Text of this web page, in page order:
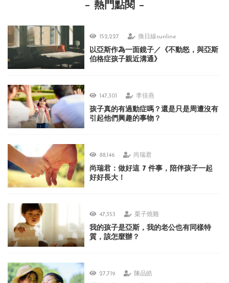
熱門點閱
152,227 換日線sunline
以亞斯作為一面鏡子／《不動怒，與亞斯
伯格症孩子親近溝通》
147,301 李佳燕
孩子真的有過動症嗎？還是只是周遭沒有
引起他們興趣的事物？
88,146 尚瑞君
尚瑞君：做好這 7 件事，陪伴孩子一起
好好長大！
47,353 栗子燒雞
我的孩子是亞斯，我的老公也有同樣特
質，該怎麼辦？
27,719 陳品皓